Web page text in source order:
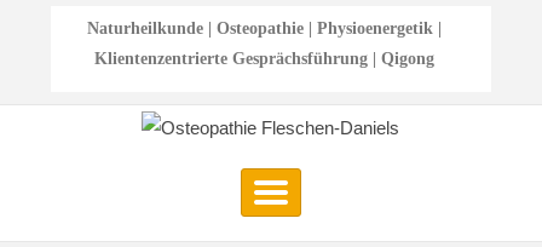
Naturheilkunde | Osteopathie | Physioenergetik |
Klientenzentrierte Gesprächsführung | Qigong